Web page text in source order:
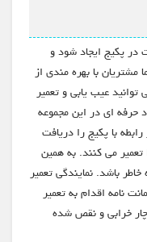
در پکیج ایجاد شود و
با بهره مندی از
عیب یابی و تعمیر
حرفه ای در این مجموعه
با پکیج را دریافت
تعمیر می کنند. به همین
باشد. نمایندگی تعمیر
نامه اقدام به تعمیر
خرابی و نقص شده